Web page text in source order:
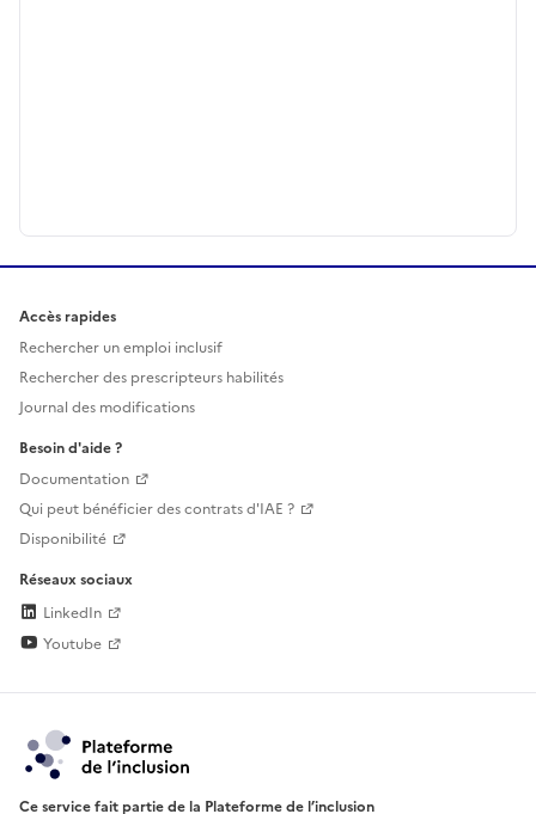
Accès rapides
Rechercher un emploi inclusif
Rechercher des prescripteurs habilités
Journal des modifications
Besoin d'aide ?
Documentation
Qui peut bénéficier des contrats d'IAE ?
Disponibilité
Réseaux sociaux
LinkedIn
Youtube
Ce service fait partie de la Plateforme de l’inclusion